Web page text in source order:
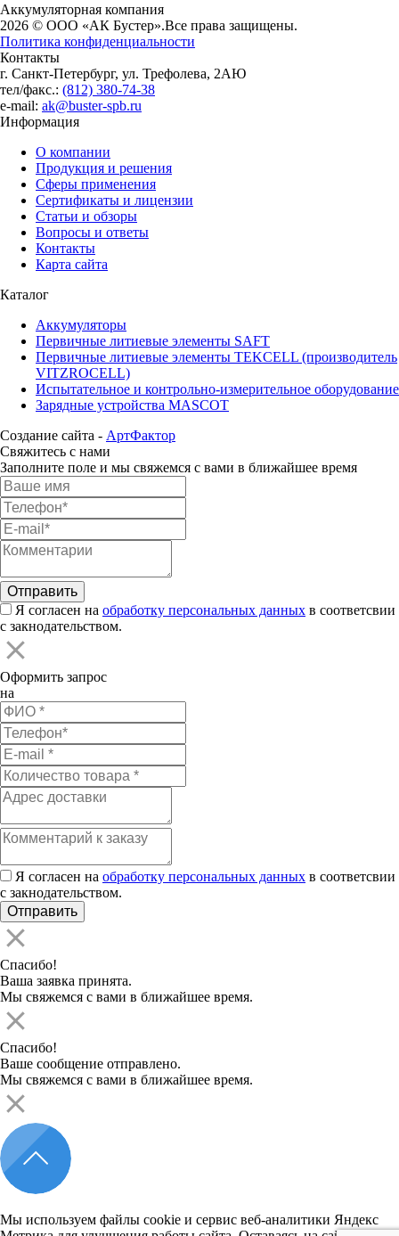
Аккумуляторная компания
2026 © ООО «АК Бустер».Все права защищены.
Политика конфиденциальности
Контакты
г. Санкт-Петербург, ул. Трефолева, 2АЮ
тел/факс.: (812) 380-74-38
e-mail: ak@buster-spb.ru
Информация
О компании
Продукция и решения
Сферы применения
Сертификаты и лицензии
Статьи и обзоры
Вопросы и ответы
Контакты
Карта сайта
Каталог
Аккумуляторы
Первичные литиевые элементы SAFT
Первичные литиевые элементы TEKCELL (производитель
VITZROCELL)
Испытательное и контрольно-измерительное оборудование
Зарядные устройства MASCOT
Создание сайта - АртФактор
Свяжитесь с нами
Заполните поле и мы свяжемся с вами в ближайшее время
Я согласен на обработку персональных данных в соответсвии
с закнодательством.
Оформить запрос
на
Я согласен на обработку персональных данных в соответсвии
с закнодательством.
Спасибо!
Ваша заявка принята.
Мы свяжемся с вами в ближайшее время.
Спасибо!
Ваше сообщение отправлено.
Мы свяжемся с вами в ближайшее время.
Мы используем файлы cookie и сервис веб-аналитики Яндекс